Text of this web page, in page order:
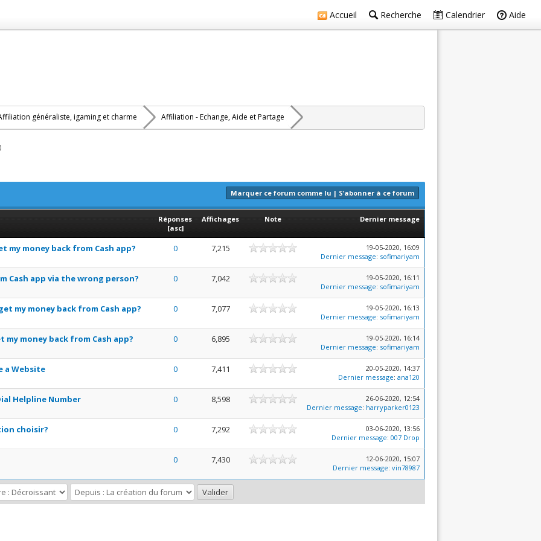
Accueil Recherche Calendrier Aide
généraliste, igaming et charme Affiliation - Echange, Aide et Partage
Marquer ce forum comme lu | S’abonner à ce forum
Réponses
[asc]
Affichages Note Dernier message
my money back from Cash app? 0 7,215
19-05-2020, 16:09
Dernier message: sofimariyam
Cash app via the wrong person? 0 7,042
19-05-2020, 16:11
Dernier message: sofimariyam
my money back from Cash app? 0 7,077
19-05-2020, 16:13
Dernier message: sofimariyam
money back from Cash app? 0 6,895
19-05-2020, 16:14
Dernier message: sofimariyam
a Website 0 7,411
20-05-2020, 14:37
Dernier message: ana120
Helpline Number 0 8,598
26-06-2020, 12:54
Dernier message: harryparker0123
choisir? 0 7,292
03-06-2020, 13:56
Dernier message: 007 Drop
0 7,430
12-06-2020, 15:07
Dernier message: vin78987